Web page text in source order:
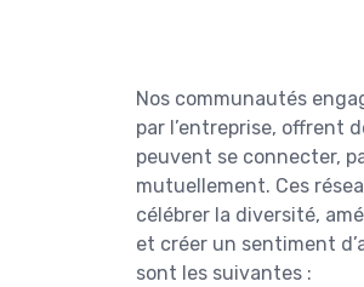
Nos communautés
par l’entreprise, offrent
peuvent se connecter,
mutuellement. Ces
célébrer la diversité,
et créer un sentiment
sont les suivantes :